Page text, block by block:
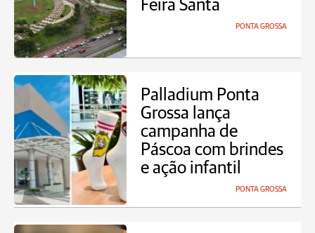
Feira Santa
PONTA GROSSA
Palladium Ponta
Grossa lança
campanha de
Páscoa com brindes
e ação infantil
PONTA GROSSA